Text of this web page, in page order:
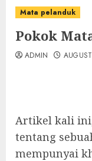
Mata pelanduk
Pokok
ADMIN
Artikel kali
tentang
mempunyai